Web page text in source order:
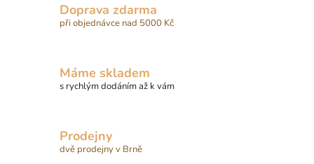
Doprava zdarma
při objednávce nad 5000 Kč
Máme skladem
s rychlým dodáním až k vám
Prodejny
dvě prodejny v Brně